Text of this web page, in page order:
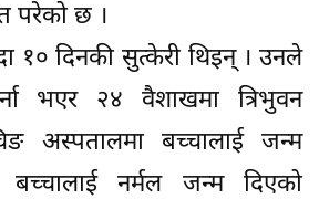
परेको छ ।
१० दिनकी सुत्केरी थिइन् । उनले
भएर २४ वैशाखमा त्रिभुवन
अस्पतालमा बच्चालाई जन्म
नर्मल जन्म दिएको